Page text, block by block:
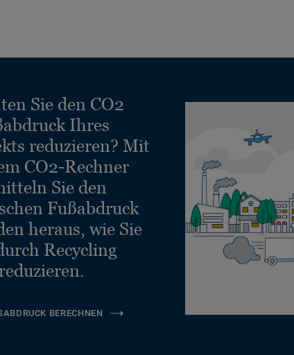
Sie den CO2
Ihres
reduzieren? Mit
CO2-Rechner
Sie den
Fußabdruck
heraus, wie Sie
Recycling
BERECHNEN